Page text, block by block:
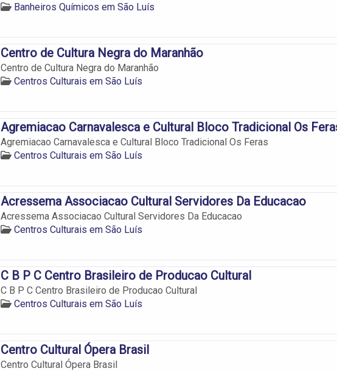
Banheiros Químicos em São Luís
Centro de Cultura Negra do Maranhão
Centro de Cultura Negra do Maranhão
Centros Culturais em São Luís
Agremiacao Carnavalesca e Cultural Bloco Tradicional Os
Agremiacao Carnavalesca e Cultural Bloco Tradicional Os Feras
Centros Culturais em São Luís
Acressema Associacao Cultural Servidores Da Educacao
Acressema Associacao Cultural Servidores Da Educacao
Centros Culturais em São Luís
C B P C Centro Brasileiro de Producao Cultural
C B P C Centro Brasileiro de Producao Cultural
Centros Culturais em São Luís
Centro Cultural Ópera Brasil
Centro Cultural Ópera Brasil